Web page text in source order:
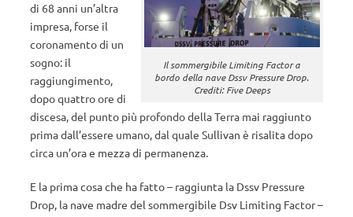
Il sommergibile Limiting Factor a
bordo della nave Dssv Pressure Drop.
Crediti: Five Deeps
di 68 anni un’altra
impresa, forse il
coronamento di un
sogno: il
raggiungimento,
dopo quattro ore di
discesa, del punto più profondo della Terra mai raggiunto
prima dall’essere umano, dal quale Sullivan è risalita dopo
circa un’ora e mezza di permanenza.
E la prima cosa che ha fatto – raggiunta la Dssv Pressure
Drop, la nave madre del sommergibile Dsv Limiting Factor –